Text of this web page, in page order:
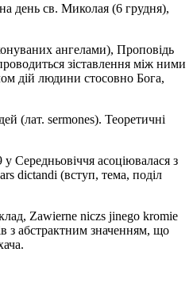
день св. Миколая (6 грудня),
ангелами), Проповідь
зіставлення між ними
дій людини стосовно Бога,
(лат. sermones). Теоретичні
Середньовіччя асоціювалася з
dictandi (вступ, тема, поділ
Zawierne niczs jinego kromie
з абстрактним значенням, що